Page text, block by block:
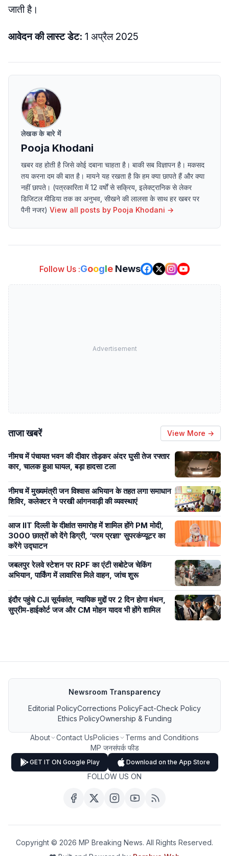
जाती है।
आवेदन की लास्ट डेट: 1 अप्रैल 2025
लेखक के बारे में
Pooja Khodani
खबर वह होती है जिसे कोई दबाना चाहता है। बाकी सब विज्ञापन है। मकसद
तय करना दम की बात है। मायने यह रखता है कि हम क्या छापते हैं और क्या
नहीं छापते। (पत्रकारिता में 12 वर्षों से सक्रिय, इलेक्ट्रानिक से लेकर
डिजिटल मीडिया तक का अनुभव, सीखने की लालसा के साथ हर खबर पर
पैनी नजर) View all posts by Pooja Khodani →
Follow Us :Google News
Advertisement
ताजा खबरें View More →
नीमच में पंचायत भवन की दीवार तोड़कर अंदर घुसी तेज रफ्तार
कार, चालक हुआ घायल, बड़ा हादसा टला
नीमच में मुख्यमंत्री जन विश्वास अभियान के तहत लगा समाधान
शिविर, कलेक्टर ने परखी आंगनवाड़ी की व्यवस्थाएं
आज IIT दिल्ली के दीक्षांत समारोह में शामिल होंगे PM मोदी,
3000 छात्रों को देंगे डिग्री, ‘परम प्रज्ञा’ सुपरकंप्यूटर का
करेंगे उद्घाटन
जबलपुर रेलवे स्टेशन पर RPF का एंटी सबोटेज चेकिंग
अभियान, पार्किंग में लावारिस मिले वाहन, जांच शुरू
इंदौर पहुंचे CJI सूर्यकांत, न्यायिक मुद्दों पर 2 दिन होगा मंथन,
सुप्रीम-हाईकोर्ट जज और CM मोहन यादव भी होंगे शामिल
Newsroom Transparency
Editorial PolicyCorrections PolicyFact-Check Policy
Ethics PolicyOwnership & Funding
About Contact UsPolicies
Terms and Conditions
MP जनसंपर्क फीड
GET IT ON Google Play Download on the App Store
FOLLOW US ON
Copyright © 2026 MP Breaking News. All Rights Reserved.